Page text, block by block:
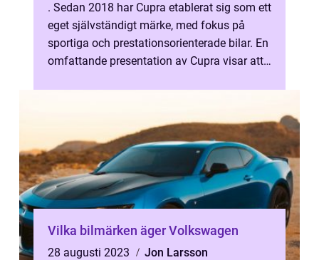
. Sedan 2018 har Cupra etablerat sig som ett
eget självständigt märke, med fokus på
sportiga och prestationsorienterade bilar. En
omfattande presentation av Cupra visar att
Vilka bilmärken äger Volkswagen
28 augusti 2023
Jon Larsson